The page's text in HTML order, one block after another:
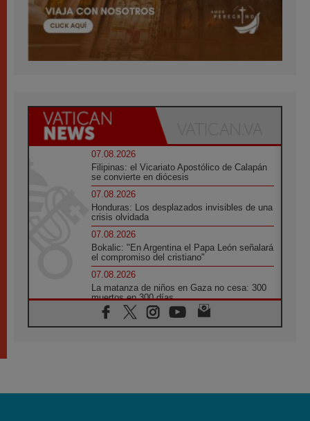
07.08.2026
Filipinas: el Vicariato Apostólico de Calapán
se convierte en diócesis
07.08.2026
Honduras: Los desplazados invisibles de una
crisis olvidada
07.08.2026
Bokalic: "En Argentina el Papa León señalará
el compromiso del cristiano"
07.08.2026
La matanza de niños en Gaza no cesa: 300
muertos en 300 días
07.08.2026
Tagle: La guerra desfigura el mundo, solo la